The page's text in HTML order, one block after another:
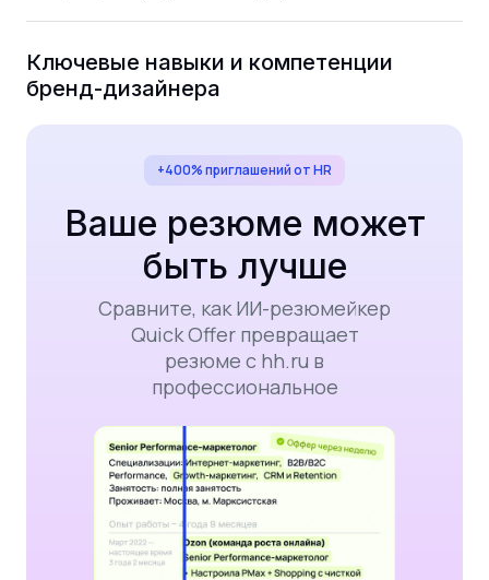
Ключевые навыки и компетенции
бренд-дизайнера
+400% приглашений от HR
Ваше резюме может
быть лучше
Сравните, как ИИ-резюмейкер
Quick Offer превращает
резюме с hh.ru в
профессиональное